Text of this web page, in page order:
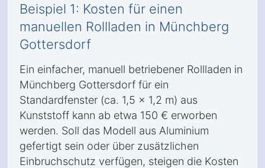
Beispiel 1: Kosten für einen
manuellen Rollladen in Münchberg
Gottersdorf
Ein einfacher, manuell betriebener Rollladen in
Münchberg Gottersdorf für ein
Standardfenster (ca. 1,5 x 1,2 m) aus
Kunststoff kann ab etwa 150 € erworben
werden. Soll das Modell aus Aluminium
gefertigt sein oder über zusätzlichen
Einbruchschutz verfügen, steigen die Kosten